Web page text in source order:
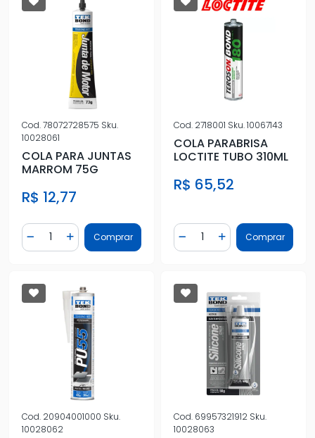
Cod.78072728575 Sku.
10028061
COLA PARA JUNTAS
MARROM 75G
R$ 12,77
Diminuir Quantidade
Quantidade
Adicionar Quantidade
Comprar
Cod. 2718001 Sku.10067143
COLA PARABRISA
LOCTITE TUBO 310ML
R$ 65,52
Diminuir Quantidade
Quantidade
AdicionarComprar
Cod. 20904001000 Sku.
10028062
Cod. 69957321912 Sku.
10028063